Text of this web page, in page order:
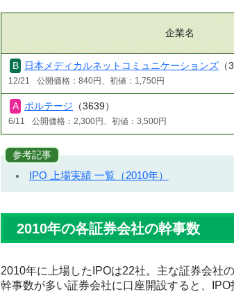
企業名
日本メディカルネットコミュニケーションズ （
12/21 公開価格：840円、初値：1,750円
ボルテージ （3639）
6/11 公開価格：2,300円、初値：3,500円
参考記事
IPO 上場実績 一覧（2010年）
2010年の各証券会社の幹事数
2010年に上場したIPOは22社。主な証券会社
幹事数が多い証券会社に口座開設すると、IPO